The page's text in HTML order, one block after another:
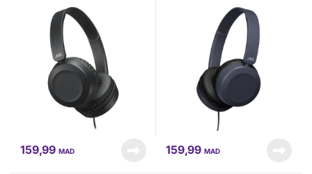
Noir (HA-S31M-B-EX)
159,99MAD
Bleu (HA-S31M-A-EX)
159,99MAD